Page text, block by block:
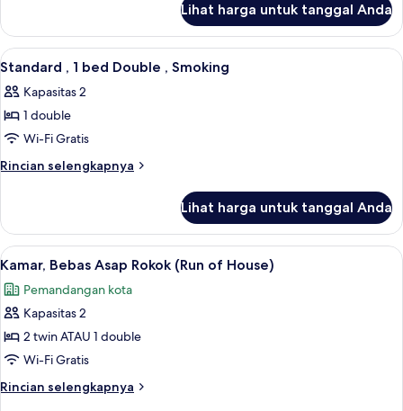
Double,
Non
Smoking
Standard
1
Double,
Non
Lihat harga untuk tanggal Anda
Lihat
semua
foto
untuk
Standard
,
Double
Smoking
Brankas, meja kerja, tirai kedap
4
Standard , 1 bed Double , Smoking
Kapasitas 2
1 double
Wi-Fi Gratis
Rincian selengkapnya
Rincian
Standard
1
Double
Lihat harga untuk tanggal Anda
Lihat
semua
foto
untuk
Kamar,
Bebas
Asap
Rokok
Brankas, meja kerja, tirai kedap
4
Kamar, Bebas Asap Rokok (Run of House)
Pemandangan kota
Kapasitas 2
2 twin ATAU 1 double
Wi-Fi Gratis
Rincian selengkapnya
Rincian